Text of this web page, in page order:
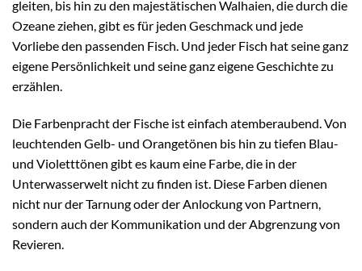
gleiten, bis hin zu den majestätischen Walhaien, die durch die
Ozeane ziehen, gibt es für jeden Geschmack und jede
Vorliebe den passenden Fisch. Und jeder Fisch hat seine ganz
eigene Persönlichkeit und seine ganz eigene Geschichte zu
erzählen.
Die Farbenpracht der Fische ist einfach atemberaubend. Von
leuchtenden Gelb- und Orangetönen bis hin zu tiefen Blau-
und Violetttönen gibt es kaum eine Farbe, die in der
Unterwasserwelt nicht zu finden ist. Diese Farben dienen
nicht nur der Tarnung oder der Anlockung von Partnern,
sondern auch der Kommunikation und der Abgrenzung von
Revieren.